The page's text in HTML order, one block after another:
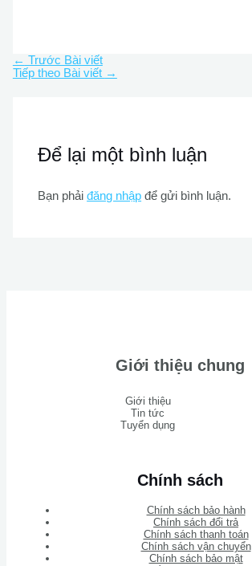
← Trước Bài viết
Tiếp theo Bài viết →
Để lại một bình luận
Bạn phảiđăng nhập để gửi bình luận.
Giới thiệu chung
Giới thiệu
Tin tức
Tuyển dụng
Chính sách
Chính sách bảo hành
Chính sách đổi trả
Chính sách thanh toán
Chính sách vận chuyển
Chính sách bảo mật